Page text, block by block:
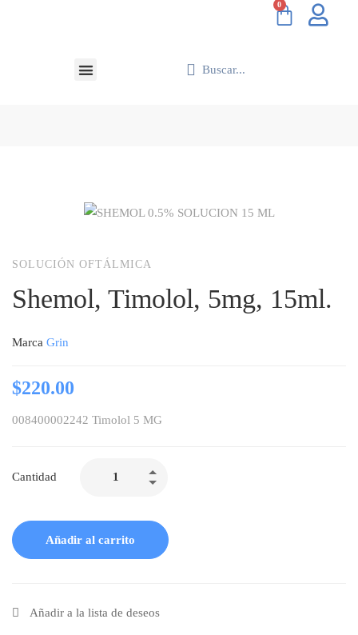
SOLUCIÓN OFTÁLMICA
Shemol, Timolol, 5mg, 15ml.
Marca Grin
$220.00
008400002242 Timolol 5 MG
Cantidad
Añadir al carrito
Añadir a la lista de deseos